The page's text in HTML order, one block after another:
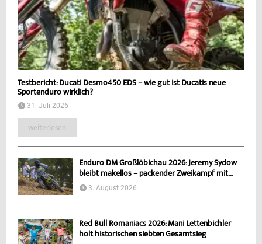
Testbericht: Ducati Desmo450 EDS – wie gut ist Ducatis neue
Sportenduro wirklich?
31. Juli 2026
weiterlesen
Enduro DM Großlöbichau 2026: Jeremy Sydow
bleibt makellos – packender Zweikampf mit...
3. August 2026
Red Bull Romaniacs 2026: Mani Lettenbichler
holt historischen siebten Gesamtsieg